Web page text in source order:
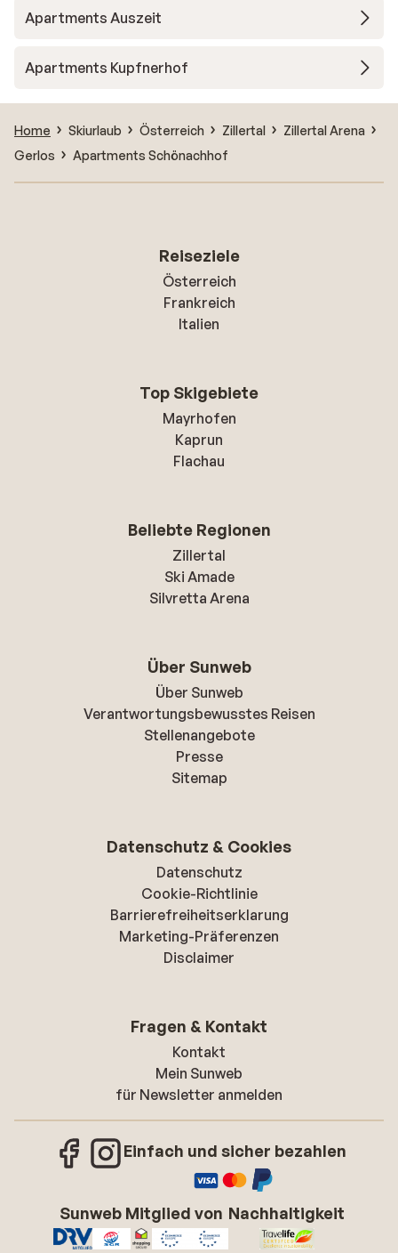
Apartments Auszeit
Apartments Kupfnerhof
Home Skiurlaub Österreich Zillertal
Zillertal Arena
Gerlos
Apartments Schönachhof
Reiseziele
Österreich
Frankreich
Italien
Top Skigebiete
Mayrhofen
Kaprun
Flachau
Beliebte Regionen
Zillertal
Ski Amade
Silvretta Arena
Über Sunweb
Über Sunweb
Verantwortungsbewusstes Reisen
Stellenangebote
Presse
Sitemap
Datenschutz & Cookies
Datenschutz
Cookie-Richtlinie
Barrierefreiheitserklarung
Marketing-Präferenzen
Disclaimer
Fragen & Kontakt
Kontakt
Mein Sunweb
für Newsletter anmelden
Einfach und sicher bezahlen
Sunweb Mitglied von Nachhaltigkeit